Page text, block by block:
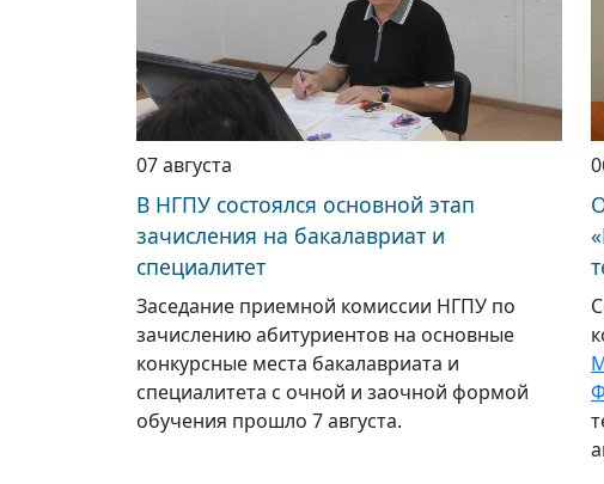
07 августа
В НГПУ состоялся основной этап
зачисления на бакалавриат и
специалитет
Заседание приемной комиссии НГПУ по
зачислению абитуриентов на основные
конкурсные места бакалавриата и
специалитета с очной и заочной формой
обучения прошло 7 августа.